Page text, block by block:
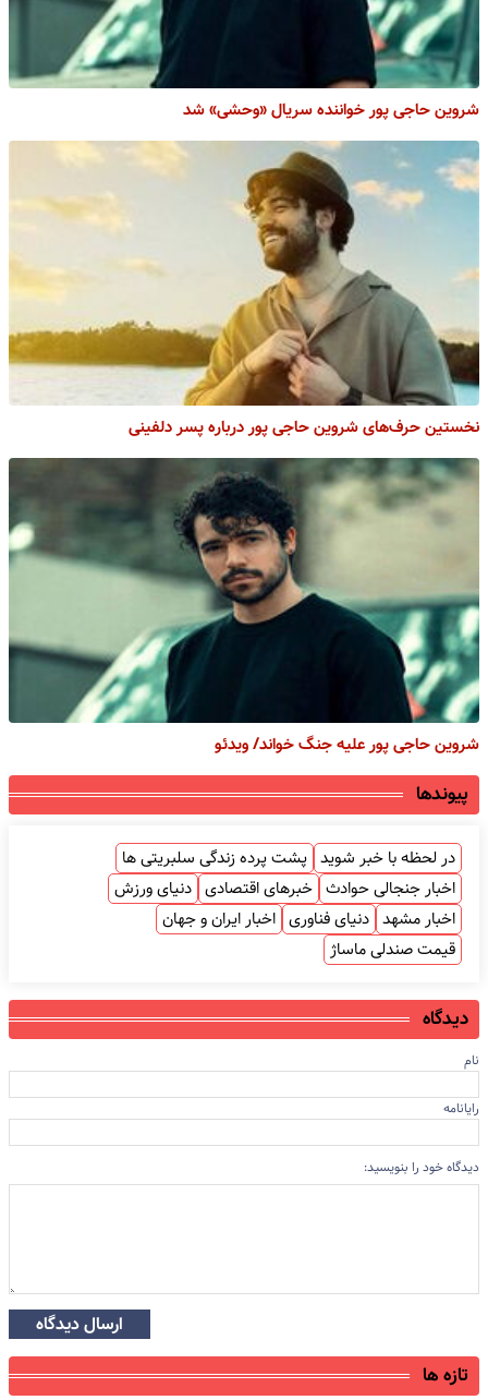
شروین حاجی پور خواننده سریال «وحشی» شد
نخستین حرف‌های شروین حاجی پور درباره پسر دلفینی
شروین حاجی پور علیه جنگ خواند/ ویدئو
پیوندها
در لحظه با خبر شوید پشت پرده زندگی سلبریتی ها
اخبار جنجالی حوادث خبرهای اقتصادی دنیای ورزش
اخبار مشهد دنیای فناوری اخبار ایران و جهان
قیمت صندلی ماساژ
دیدگاه
نام
رایانامه
دیدگاه خود را بنویسید:
ارسال دیدگاه
تازه ها